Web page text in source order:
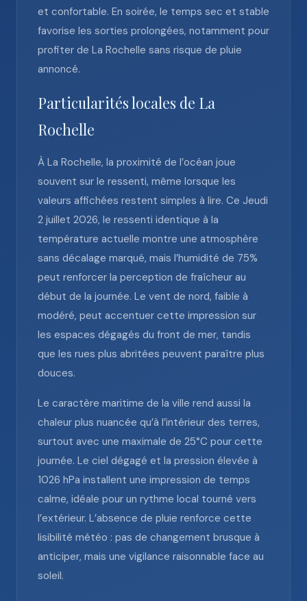
et confortable. En soirée, le temps sec et stable
favorise les sorties prolongées, notamment pour
profiter de La Rochelle sans risque de pluie
annoncé.
Particularités locales de La
Rochelle
À La Rochelle, la proximité de l’océan joue
souvent sur le ressenti, même lorsque les
valeurs affichées restent simples à lire. Ce Jeudi
2 juillet 2026, le ressenti identique à la
température actuelle montre une atmosphère
sans décalage marqué, mais l’humidité de 75%
peut renforcer la perception de fraîcheur au
début de la journée. Le vent de nord, faible à
modéré, peut accentuer cette impression sur
les espaces dégagés du front de mer, tandis
que les rues plus abritées peuvent paraître plus
douces.
Le caractère maritime de la ville rend aussi la
chaleur plus nuancée qu’à l’intérieur des terres,
surtout avec une maximale de 25°C pour cette
journée. Le ciel dégagé et la pression élevée à
1026 hPa installent une impression de temps
calme, idéale pour un rythme local tourné vers
l’extérieur. L’absence de pluie renforce cette
lisibilité météo : pas de changement brusque à
anticiper, mais une vigilance raisonnable face au
soleil.